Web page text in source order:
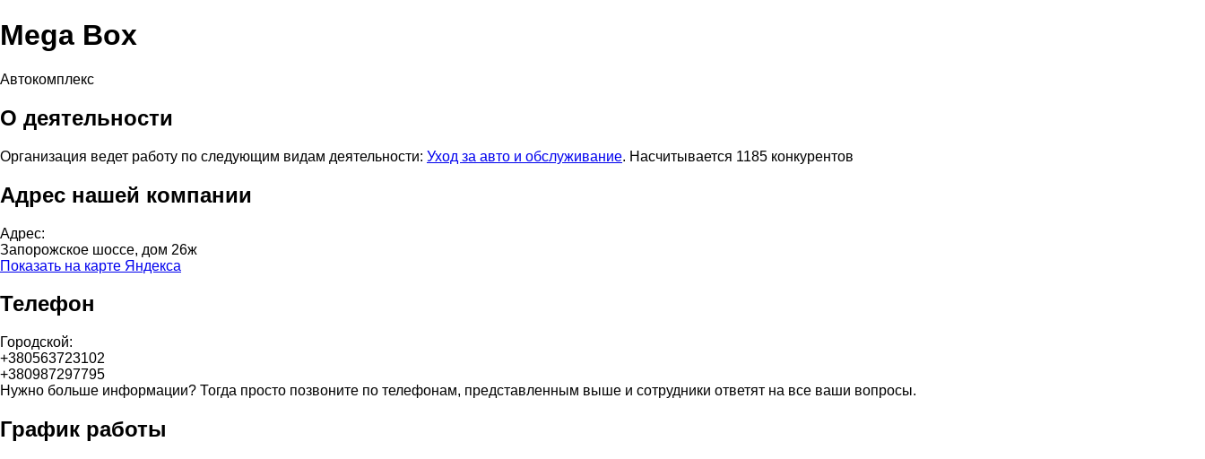
Mega Box
Автокомплекс
О деятельности
Организация ведет работу по следующим видам деятельности: Уход за авто и обслуживание. Насчитывается 1185 конкурентов
Адрес нашей компании
Адрес:
Запорожское шоссе, дом 26ж
Показать на карте Яндекса
Телефон
Городской:
+380563723102
+380987297795
Нужно больше информации? Тогда просто позвоните по телефонам, представленным выше и сотрудники ответят на все ваши вопросы.
График работы